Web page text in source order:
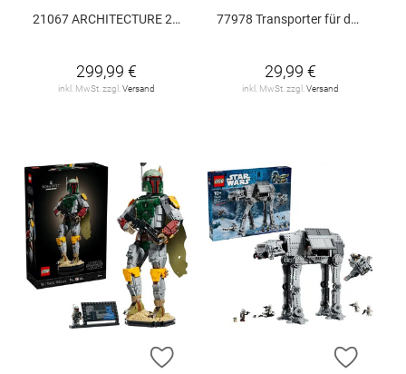
21067 ARCHITECTURE 21067 V29
299,99 €
inkl. MwSt. zzgl.Versand
77978 Transporter für den Jungen T.. V29
29,99 €
inkl. MwSt. zzgl.Versand
ZUR WUNSCHLISTE HINZUFÜGEN
ZUR